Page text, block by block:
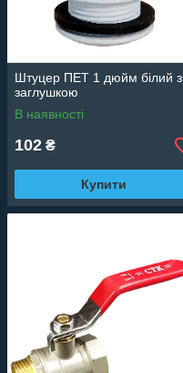
Штуцер ПЕТ 1 дюйм білий з
заглушкою
В наявності
102 ₴
Купити